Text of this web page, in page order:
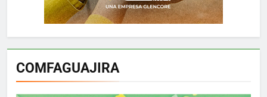
COMFAGUAJIRA